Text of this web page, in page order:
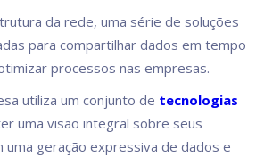
da rede, uma série de soluções
para compartilhar dados em tempo
processos nas empresas.
utiliza um conjunto de tecnologias
uma visão integral sobre seus
uma geração expressiva de dados e